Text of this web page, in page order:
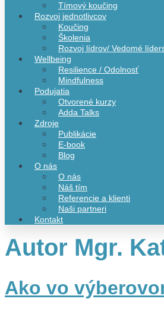
Tímový koučing
Rozvoj jednotlivcov
Koučing
Školenia
Rozvoj lídrov/ Vedomé
Wellbeing
Resilience / Odolnosť
Mindfulness
Podujatia
Otvorené kurzy
Adda Talks
Zdroje
Publikácie
E-book
Blog
O nás
O nás
Náš tím
Referencie a klienti
Naši partneri
Kontakt
Autor Mgr.
Ako vo